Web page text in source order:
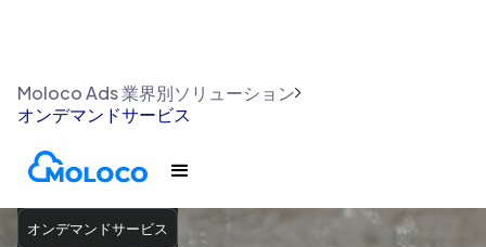
Moloco Ads 業界別ソリューション
オンデマンドサービス
オンデマンドサービス